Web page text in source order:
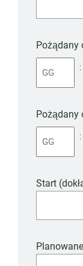
Pożądany
:
Pożądany
:
Start